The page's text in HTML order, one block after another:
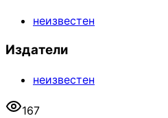
неизвестен
Издатели
неизвестен
167